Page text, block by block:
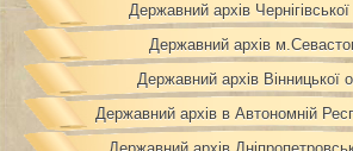
Державний архів Чернігівської
Державний архів
Державний архів Вінницької
Державний архів в Автономній